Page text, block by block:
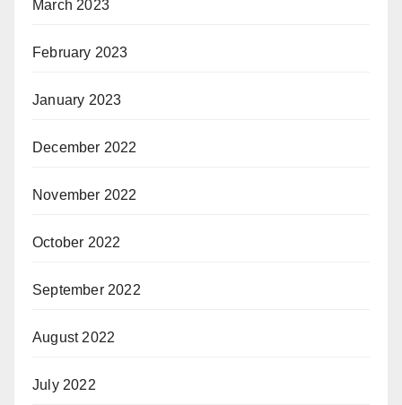
March 2023
February 2023
January 2023
December 2022
November 2022
October 2022
September 2022
August 2022
July 2022